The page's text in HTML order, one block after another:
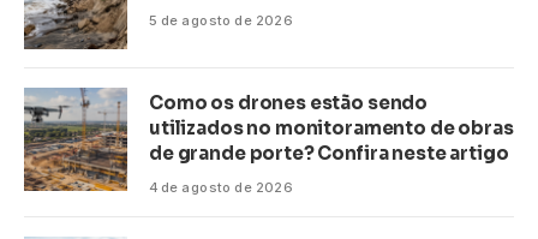
5 de agosto de 2026
Como os drones estão sendo
utilizados no monitoramento de obras
de grande porte? Confira neste artigo
4 de agosto de 2026